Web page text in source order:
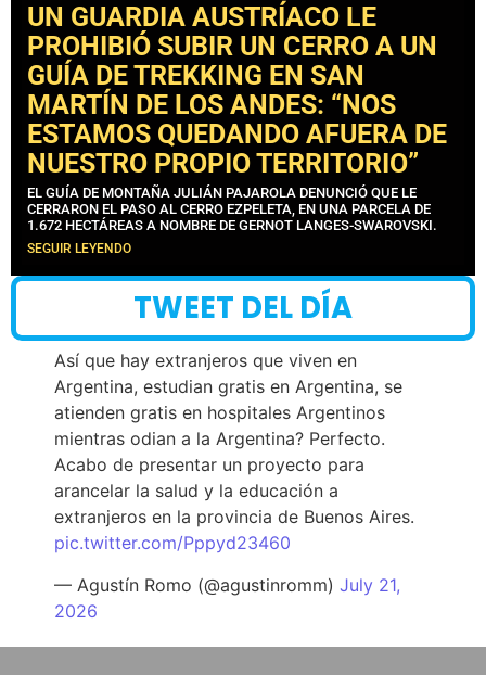
UN GUARDIA AUSTRÍACO LE
PROHIBIÓ SUBIR UN CERRO A UN
GUÍA DE TREKKING EN SAN
MARTÍN DE LOS ANDES: “NOS
ESTAMOS QUEDANDO AFUERA DE
NUESTRO PROPIO TERRITORIO”
EL GUÍA DE MONTAÑA JULIÁN PAJAROLA DENUNCIÓ QUE LE
CERRARON EL PASO AL CERRO EZPELETA, EN UNA PARCELA DE
1.672 HECTÁREAS A NOMBRE DE GERNOT LANGES-SWAROVSKI.
SEGUIR LEYENDO
TWEET DEL DÍA
Así que hay extranjeros que viven en
Argentina, estudian gratis en Argentina, se
atienden gratis en hospitales Argentinos
mientras odian a la Argentina? Perfecto.
Acabo de presentar un proyecto para
arancelar la salud y la educación a
extranjeros en la provincia de Buenos Aires.
pic.twitter.com/Pppyd23460
— Agustín Romo (@agustinromm) July 21,
2026